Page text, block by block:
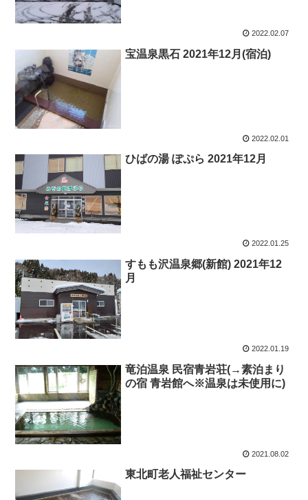
2022.02.07
宝温泉黒石 2021年12月(宿泊)
2022.02.01
ひばの湯 ぽぷら 2021年12月
2022.01.25
すもも沢温泉郷(新館) 2021年12
月
2022.01.19
竜泊温泉 民宿青岩荘(→素泊まり
の宿 青岩館へ※温泉は未使用に)
2021.08.02
東北町老人福祉センター